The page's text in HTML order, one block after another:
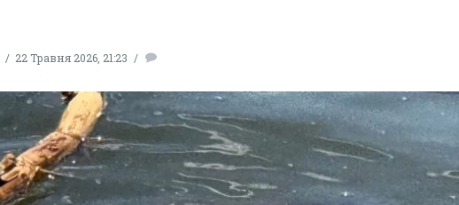
22 Травня 2026, 21:23